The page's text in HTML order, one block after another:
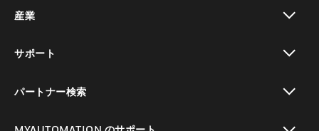
産業
サポート
パートナー検索